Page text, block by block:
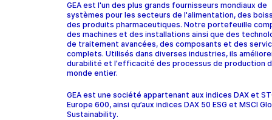
GEA est l'un des plus grands fournisseurs mondiaux de
systèmes pour les secteurs de l'alimentation, des
des produits pharmaceutiques. Notre portefeuille
des machines et des installations ainsi que des
de traitement avancées, des composants et des
complets. Utilisés dans diverses industries, ils
durabilité et l'efficacité des processus de production
monde entier.
GEA est une société appartenant aux indices DAX et
Europe 600, ainsi qu’aux indices DAX 50 ESG et MSCI
Sustainability.